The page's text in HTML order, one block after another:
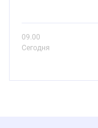
09.00
Сегодня